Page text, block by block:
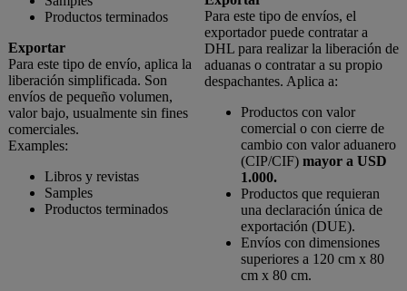
Productos terminados
Exportar
Para este tipo de envío, aplica la
liberación simplificada. Son
envíos de pequeño volumen,
valor bajo, usualmente sin fines
comerciales.
Examples:
Libros y revistas
Samples
Productos terminados
Para este tipo de envíos, el
exportador puede contratar a
DHL para realizar la liberación de
aduanas o contratar a su propio
despachantes. Aplica a:
Productos con valor
comercial o con cierre de
cambio con valor aduanero
(CIP/CIF) mayor a USD
1.000.
Productos que requieran
una declaración única de
exportación (DUE).
Envíos con dimensiones
superiores a 120 cm x 80
cm x 80 cm.